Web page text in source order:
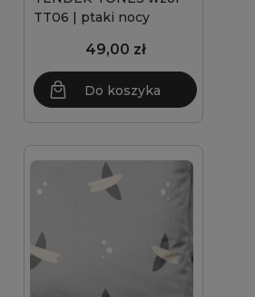
TT06 | ptaki nocy
49,00 zł
Do koszyka